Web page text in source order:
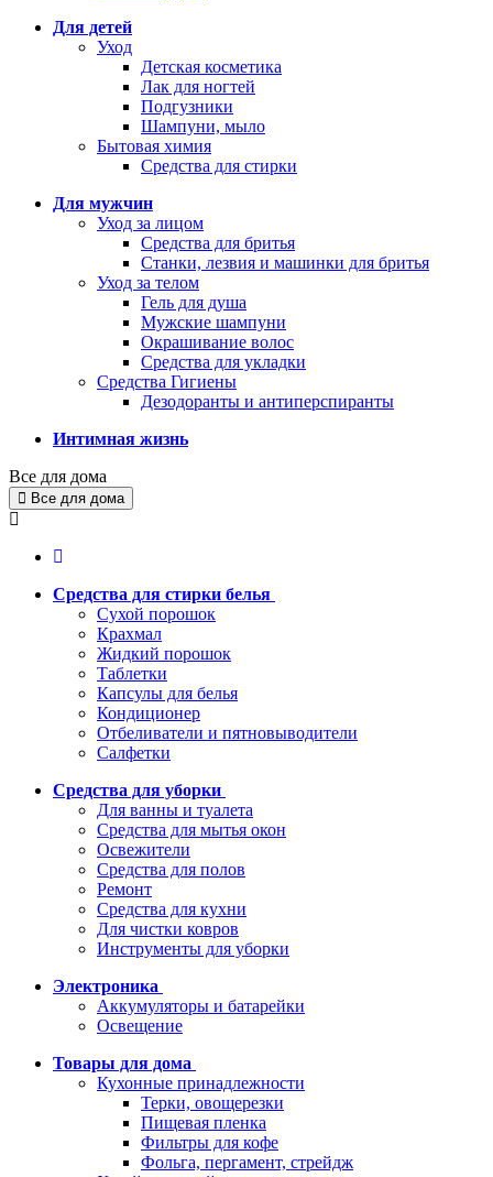
Для детей
Уход
Детская косметика
Лак для ногтей
Подгузники
Шампуни, мыло
Бытовая химия
Средства для стирки
Для мужчин
Уход за лицом
Средства для бритья
Станки, лезвия и машинки для бритья
Уход за телом
Гель для душа
Мужские шампуни
Окрашивание волос
Средства для укладки
Средства Гигиены
Дезодоранты и антиперспиранты
Интимная жизнь
Все для дома
Все для дома
Средства для стирки белья
Сухой порошок
Крахмал
Жидкий порошок
Таблетки
Капсулы для белья
Кондиционер
Отбеливатели и пятновыводители
Салфетки
Средства для уборки
Для ванны и туалета
Средства для мытья окон
Освежители
Средства для полов
Ремонт
Средства для кухни
Для чистки ковров
Инструменты для уборки
Электроника
Аккумуляторы и батарейки
Освещение
Товары для дома
Кухонные принадлежности
Терки, овощерезки
Пищевая пленка
Фильтры для кофе
Фольга, пергамент, стрейдж